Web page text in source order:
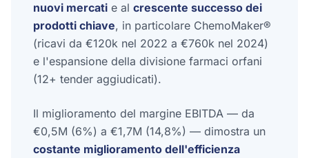
nuovi mercati e al crescente successo dei
prodotti chiave, in particolare ChemoMaker®
(ricavi da €120k nel 2022 a €760k nel 2024)
e l'espansione della divisione farmaci orfani
(12+ tender aggiudicati).
Il miglioramento del margine EBITDA — da
€0,5M (6%) a €1,7M (14,8%) — dimostra un
costante miglioramento dell'efficienza